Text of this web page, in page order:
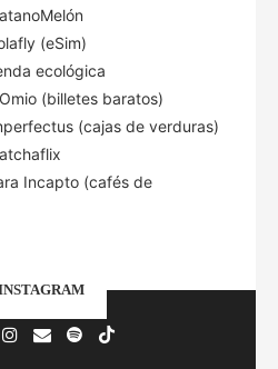
(eSim)
ecológica
(billetes baratos)
(cajas de verduras)
Incapto (cafés de